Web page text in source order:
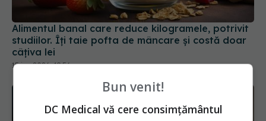
Alimentul banal care reduce kilogramele, potrivit
studiilor. Îți taie pofta de mâncare și costă doar
câțiva lei
15 iun 2026, 19:56
Bun venit!
DC Medical vă cere consimțământul